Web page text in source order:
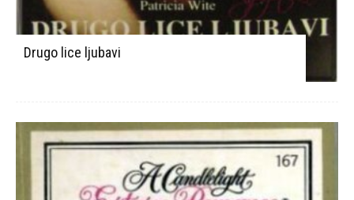
Drugo lice ljubavi